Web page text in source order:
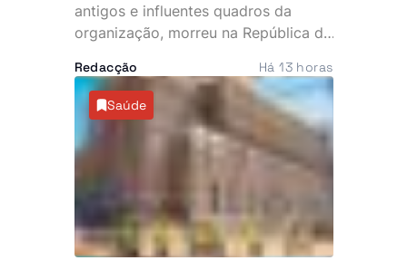
antigos e influentes quadros da
organização, morreu na República da
falecimento foi confirmado pelo
Secretariado Nacional para
Comunicação e Marketing do
partido, que apresentou
condolências à família, militantes,
simpatizantes e amigos.
Redacção Há 13 horas
Saúde